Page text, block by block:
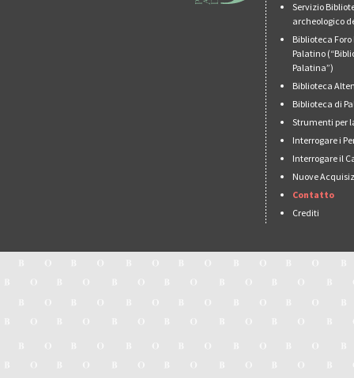
Servizio
archeologico
Biblioteca
Palatino
Palatina”)
Biblioteca
Biblioteca di
Strumenti per
Interrogare i
Interrogare il
Nuove
Contatto
Crediti